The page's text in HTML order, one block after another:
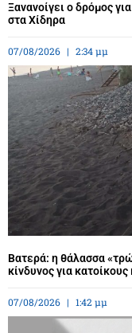
Ξανανοίγει ο δρόμος
στα Χίδηρα
07/08/2026 2:34 μμ
Βατερά: η θάλασσα
κίνδυνος για
07/08/2026 1:42 μμ